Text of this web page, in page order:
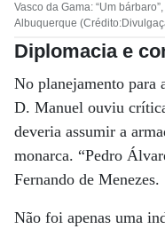
Vasco da Gama: “Um
Albuquerque
Diplomacia e
No planejamento para
D. Manuel ouviu
deveria assumir a
monarca. “Pedro
Fernando de Menezes.
Não foi apenas uma